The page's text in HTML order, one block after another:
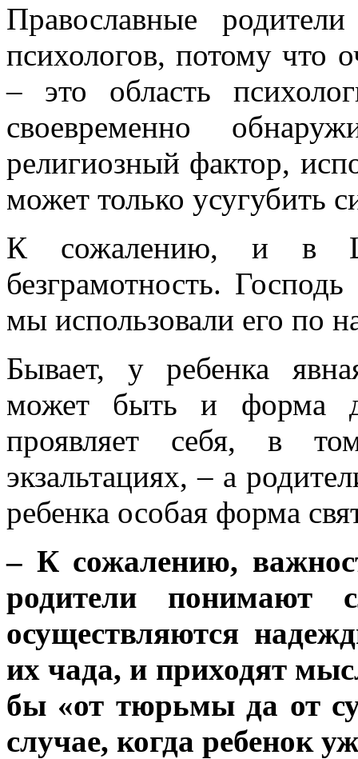
Православные
психологов, потому что
– это область
своевременно
религиозный фактор,
может только усугубить
К сожалению, и в
безграмотность.
мы использовали его по
Бывает, у ребенка
может быть и форма
проявляет себя, в
экзальтациях, – а
ребенка особая форма
– К сожалению,
родители понимают
осуществляются
их чада, и приходят
бы «от тюрьмы да от
случае, когда ребенок